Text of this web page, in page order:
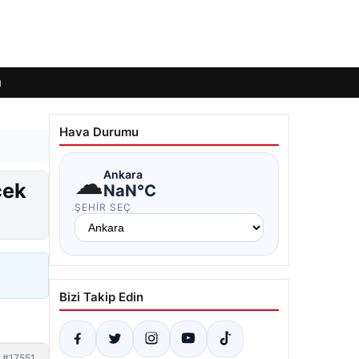
Hava Durumu
☁Ankara
NaN°C
ŞEHIR SEÇ
Bizi Takip Edin